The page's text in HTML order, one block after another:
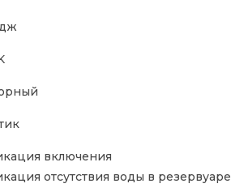
включения
отсутствия воды в резервуаре